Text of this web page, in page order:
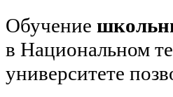
Обучение
в Национальном
университете